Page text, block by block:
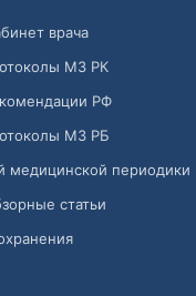
врача
МЗ РК
РФ
МЗ РБ
медицинской периодики
статьи